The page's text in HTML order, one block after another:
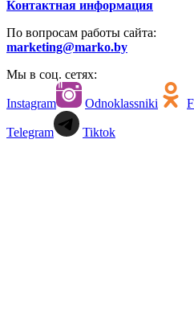
Контактная информация
По вопросам работы сайта:
marketing@marko.by
Мы в соц. сетях:
Instagram Odnoklassniki
Telegram Tiktok